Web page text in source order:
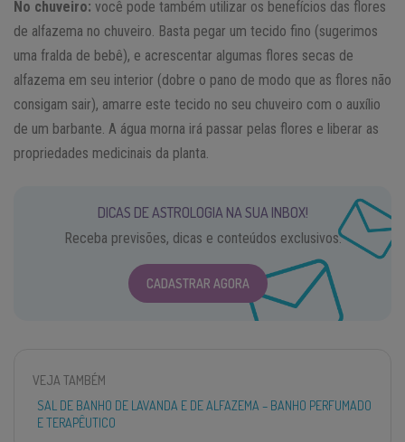
No chuveiro: você pode também utilizar os benefícios das flores
de alfazema no chuveiro. Basta pegar um tecido fino (sugerimos
uma fralda de bebê), e acrescentar algumas flores secas de
alfazema em seu interior (dobre o pano de modo que as flores não
consigam sair), amarre este tecido no seu chuveiro com o auxílio
de um barbante. A água morna irá passar pelas flores e liberar as
propriedades medicinais da planta.
DICAS DE ASTROLOGIA NA SUA INBOX!
Receba previsões, dicas e conteúdos exclusivos.
CADASTRAR AGORA
VEJA TAMBÉM
SAL DE BANHO DE LAVANDA E DE ALFAZEMA – BANHO PERFUMADO
E TERAPÊUTICO